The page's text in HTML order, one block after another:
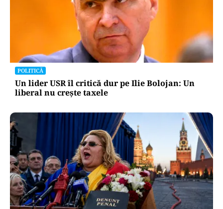
POLITICĂ
Un lider USR îl critică dur pe Ilie Bolojan: Un
liberal nu crește taxele